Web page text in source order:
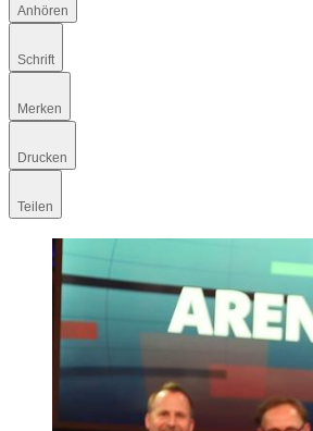
Anhören
Schrift
Merken
Drucken
Teilen